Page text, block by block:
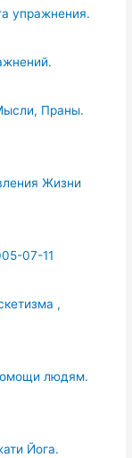
упражнения.
Праны.
Жизни
07-11
,
людям.
Йога.